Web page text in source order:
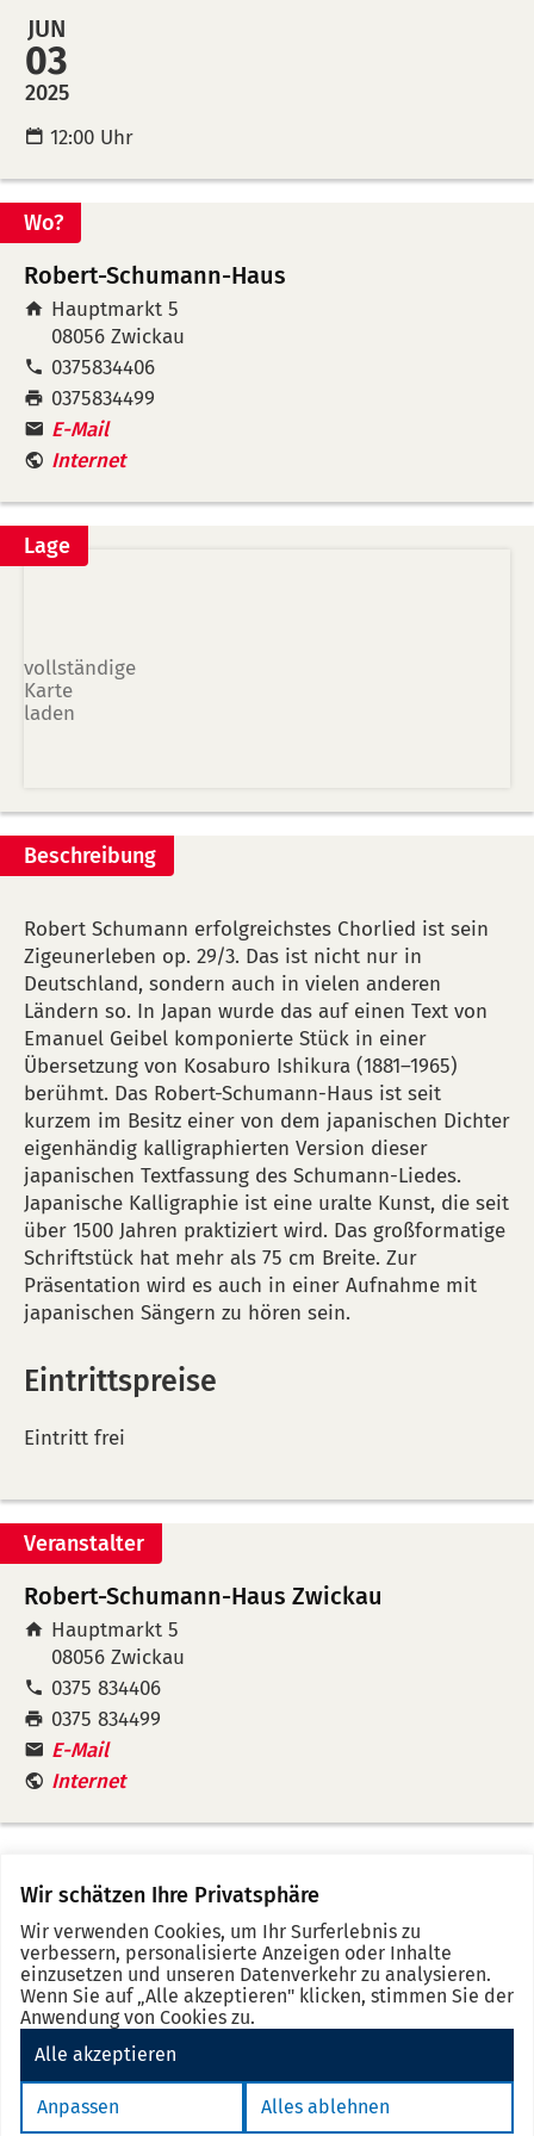
Wir schätzen Ihre Privatsphäre
Wir verwenden Cookies, um Ihr Surferlebnis zu
verbessern, personalisierte Anzeigen oder Inhalte
einzusetzen und unseren Datenverkehr zu analysieren.
Wenn Sie auf „Alle akzeptieren" klicken, stimmen Sie der
Anwendung von Cookies zu.
Anpassen Alles ablehnen
Alle akzeptieren
(ical)>
JUN
03
2025
12:00 Uhr
Wo?
Robert-Schumann-Haus
Hauptmarkt 5
08056 Zwickau
Tel:
0375834406
Fax:
0375834499
E-Mail
Internet
Lage
vollständige
Karte
laden
Beschreibung
Robert Schumann erfolgreichstes Chorlied ist sein
Zigeunerleben op. 29/3. Das ist nicht nur in
Deutschland, sondern auch in vielen anderen
Ländern so. In Japan wurde das auf einen Text von
Emanuel Geibel komponierte Stück in einer
Übersetzung von Kosaburo Ishikura (1881–1965)
berühmt. Das Robert-Schumann-Haus ist seit
kurzem im Besitz einer von dem japanischen Dichter
eigenhändig kalligraphierten Version dieser
japanischen Textfassung des Schumann-Liedes.
Japanische Kalligraphie ist eine uralte Kunst, die seit
über 1500 Jahren praktiziert wird. Das großformatige
Schriftstück hat mehr als 75 cm Breite. Zur
Präsentation wird es auch in einer Aufnahme mit
japanischen Sängern zu hören sein.
Eintrittspreise
Eintritt frei
Veranstalter
Robert-Schumann-Haus Zwickau
Hauptmarkt 5
08056 Zwickau
Tel:
0375 834406
Fax:
0375 834499
E-Mail
Internet
in
the
Barrierefreiheit